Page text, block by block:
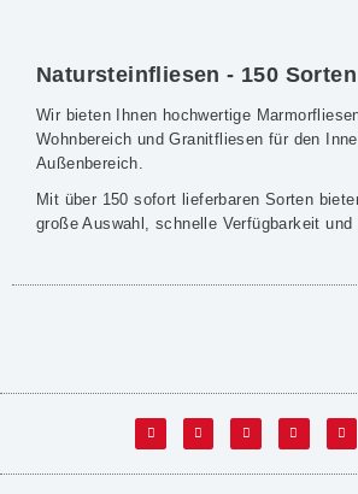
Natursteinfliesen - 150 Sorten
Wir bieten Ihnen hochwertige
Wohnbereich und Granitfliesen für den
Außenbereich.
Mit über 150 sofort lieferbaren Sorten
große Auswahl, schnelle Verfügbarkeit